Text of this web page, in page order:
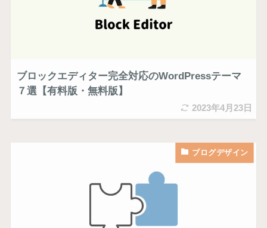
ブロックエディター完全対応のWordPressテーマ
７選【有料版・無料版】
2023年4月23日
ブログデザイン